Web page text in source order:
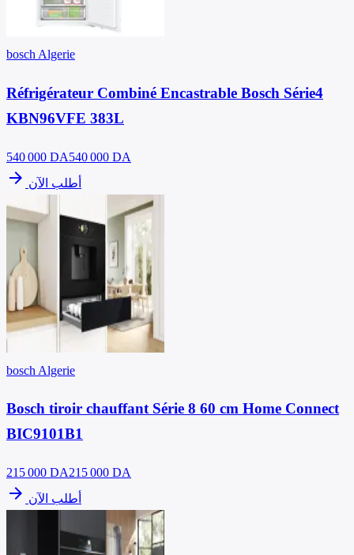
bosch Algerie
Réfrigérateur Combiné Encastrable Bosch Série4
KBN96VFE 383L
540 000 DA540 000 DA
arrow_forward أطلب الآن
bosch Algerie
Bosch tiroir chauffant Série 8 60 cm Home Connect
BIC9101B1
215 000 DA215 000 DA
arrow_forward أطلب الآن